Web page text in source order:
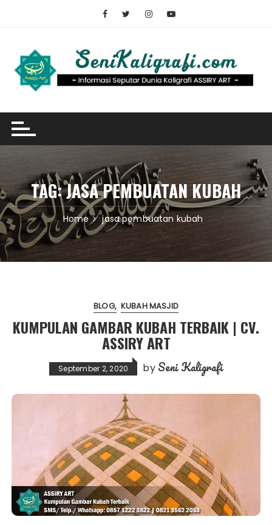
TAG:JASA PEMBUATAN KUBAH
Home jasa pembuatan kubah
BLOG KUBAH MASJID
KUMPULAN GAMBAR KUBAH TERBAIK | CV.
ASSIRY ART
September 2, 2020 by Seni Kaligrafi